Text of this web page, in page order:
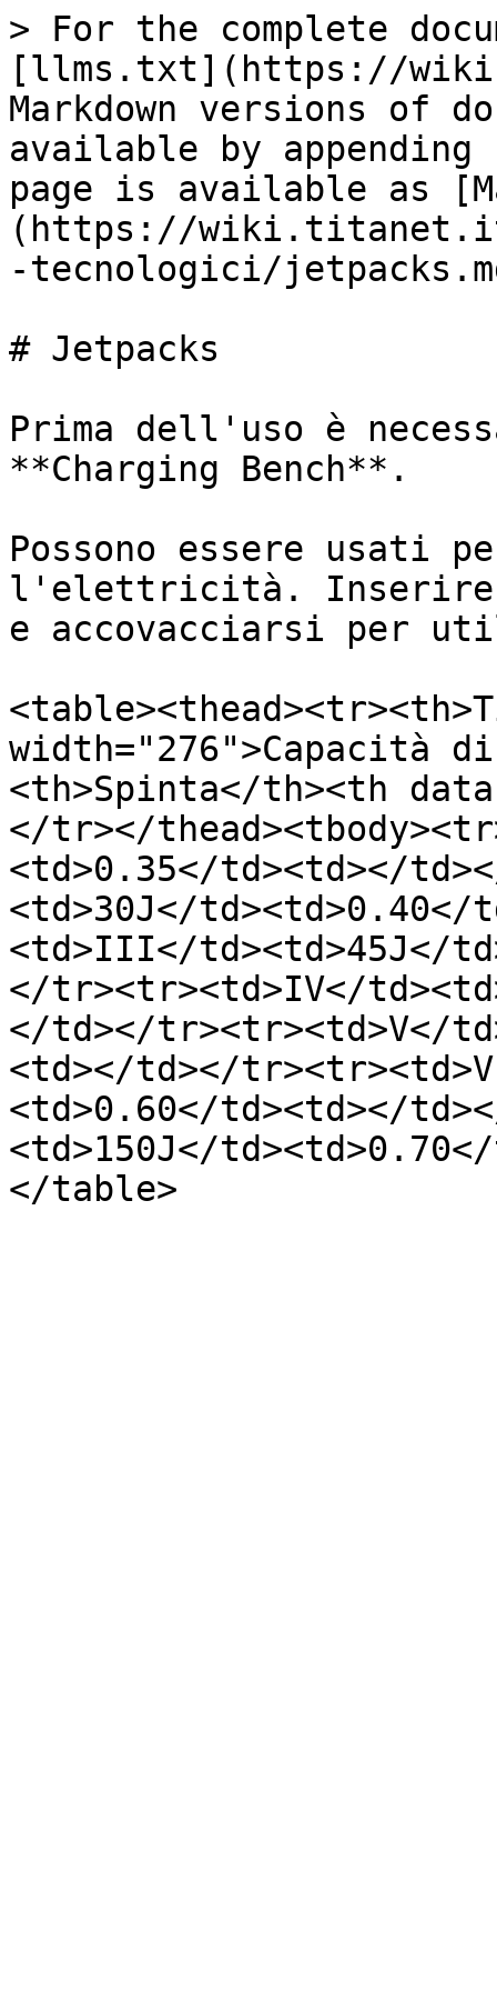
> For the complete
[llms.txt](https://
Markdown versions of
available by
page is available as
(https://
-tecnologici/
# Jetpacks
Prima dell'uso è
**Charging Bench**.
Possono essere usati
l'elettricità. Inserire
e accovacciarsi per
width="276">Capacità di
<th>Spinta</th><th
</tr></
<td>0.35</td><td></
<td>30J</
<td>III</td><td>45J</
</tr><tr><td>IV</
</td></tr><tr><td>V</
<td></td></
<td>0.60</td><td></
<td>150J</